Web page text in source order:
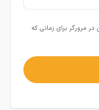
مرورگر برای زمانی که